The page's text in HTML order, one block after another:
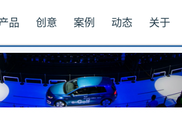
品 创意 案例 动态 关于